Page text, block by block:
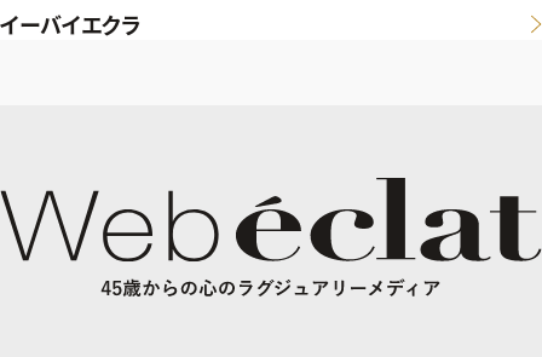
イーバイエクラ